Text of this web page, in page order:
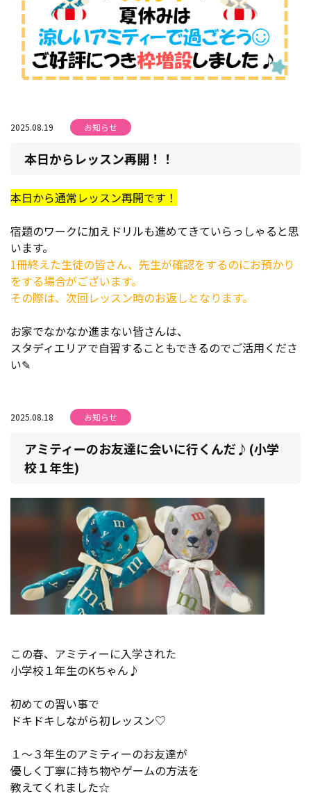
2025.08.19 お知らせ
本日からレッスン再開！！
本日から通常レッスン再開です！
宿題のワークに加えドリルも進めてきていらっしゃると思
います。
1冊終えた生徒の皆さん、先生が確認をするのにお預かり
をする場合がございます。
その際は、次回レッスン時のお返しとなります。
お家でなかなか進まない皆さんは、
スタディエリアで自習することもできるのでご活用くださ
い✎
2025.08.18 お知らせ
アミティーのお友達に会いに行くんだ♪(小学
校１年生)
この春、アミティーに入学された
小学校１年生のKちゃん♪
初めての習い事で
ドキドキしながら初レッスン♡
１～３年生のアミティーのお友達が
優しく丁寧に持ち物やゲームの方法を
教えてくれました☆